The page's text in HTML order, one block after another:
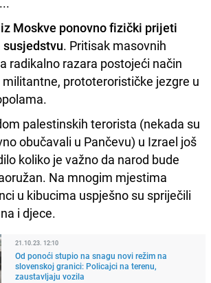
Moskve ponovno fizički prijeti
. Pritisak masovnih
radikalno razara postojeći način
militantne, prototerorističke jezgre u
palestinskih terorista (nekada su
obučavali u Pančevu) u Izrael još
koliko je važno da narod bude
Na mnogim mjestima
u kibucima uspješno su spriječili
i djece.
21.10.23. 12:10
Od ponoći stupio na snagu novi režim na
slovenskoj granici: Policajci na terenu,
zaustavljaju vozila